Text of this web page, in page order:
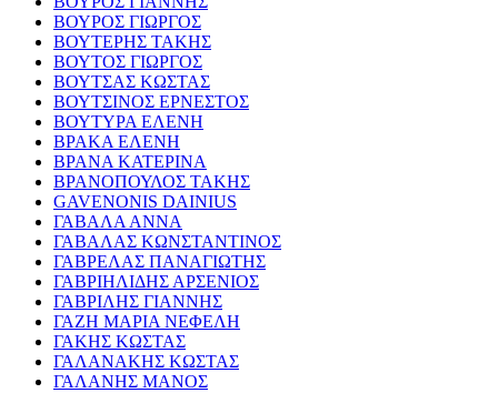
ΒΟΥΡΟΣ ΓΙΩΡΓΟΣ
ΒΟΥΤΕΡΗΣ ΤΑΚΗΣ
ΒΟΥΤΟΣ ΓΙΩΡΓΟΣ
ΒΟΥΤΣΑΣ ΚΩΣΤΑΣ
ΒΟΥΤΣΙΝΟΣ ΕΡΝΕΣΤΟΣ
ΒΟΥΤΥΡΑ ΕΛΕΝΗ
ΒΡΑΚΑ ΕΛΕΝΗ
ΒΡΑΝΑ ΚΑΤΕΡΙΝΑ
ΒΡΑΝΟΠΟΥΛΟΣ ΤΑΚΗΣ
GAVENONIS DAINIUS
ΓΑΒΑΛΑ ΑΝΝΑ
ΓΑΒΑΛΑΣ ΚΩΝΣΤΑΝΤΙΝΟΣ
ΓΑΒΡΕΛΑΣ ΠΑΝΑΓΙΩΤΗΣ
ΓΑΒΡΙΗΛΙΔΗΣ ΑΡΣΕΝΙΟΣ
ΓΑΒΡΙΛΗΣ ΓΙΑΝΝΗΣ
ΓΑΖΗ ΜΑΡΙΑ ΝΕΦΕΛΗ
ΓΑΚΗΣ ΚΩΣΤΑΣ
ΓΑΛΑΝΑΚΗΣ ΚΩΣΤΑΣ
ΓΑΛΑΝΗΣ ΜΑΝΟΣ